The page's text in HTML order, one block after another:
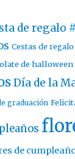
de regalo
Cestas de
de halloween
Día de la
graduación
de